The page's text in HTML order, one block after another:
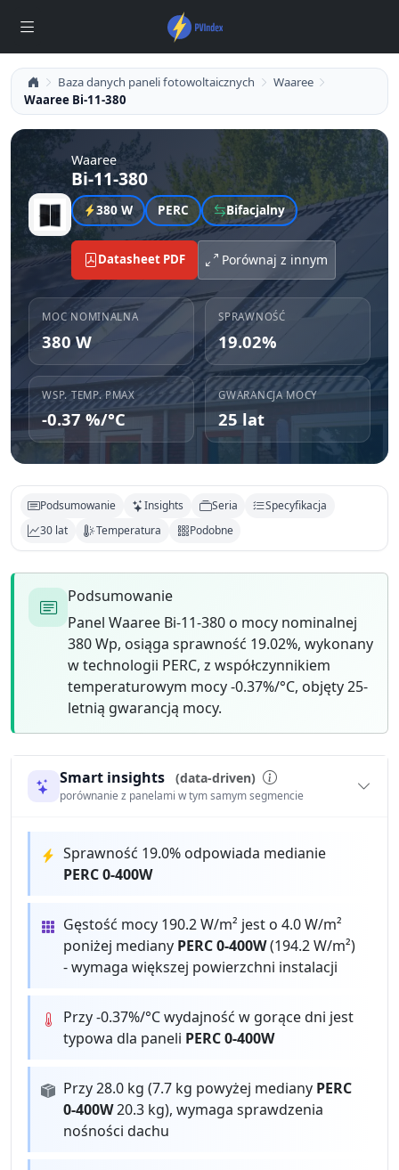
Baza danych paneli fotowoltaicznych
Waaree
Waaree Bi-11-380
Waaree
Bi-11-380
380 W PERC Bifacjalny
Datasheet PDF Porównaj z innym
MOC NOMINALNA
380 W
SPRAWNOŚĆ
19.02%
WSP. TEMP. PMAX
-0.37 %/°C
GWARANCJA MOCY
25 lat
Podsumowanie Insights Seria
Specyfikacja
30 lat
Temperatura Podobne
Podsumowanie
Panel Waaree Bi-11-380 o mocy nominalnej
380 Wp, osiąga sprawność 19.02%, wykonany
w technologii PERC, z współczynnikiem
temperaturowym mocy -0.37%/°C, objęty 25-
letnią gwarancją mocy.
Smart insights (data-driven)
porównanie z panelami w tym samym segmencie
Sprawność 19.0% odpowiada medianie
PERC 0-400W
Gęstość mocy 190.2 W/m² jest o 4.0 W/m²
poniżej mediany PERC 0-400W(194.2 W/m²)
- wymaga większej powierzchni instalacji
Przy -0.37%/°C wydajność w gorące dni jest
typowa dla paneli PERC 0-400W
Przy 28.0 kg (7.7 kg powyżej mediany PERC
0-400W20.3 kg), wymaga sprawdzenia
nośności dachu